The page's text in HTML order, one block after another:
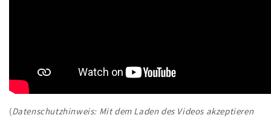
(Datenschutzhinweis: Mit dem Laden des Videos akzeptieren